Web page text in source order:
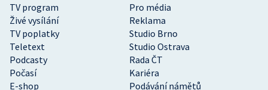
TV program
Pro média
Živé vysílání
Reklama
TV poplatky
Studio Brno
Teletext
Studio Ostrava
Podcasty
Rada ČT
Počasí
Kariéra
E-shop
Podávání námětů